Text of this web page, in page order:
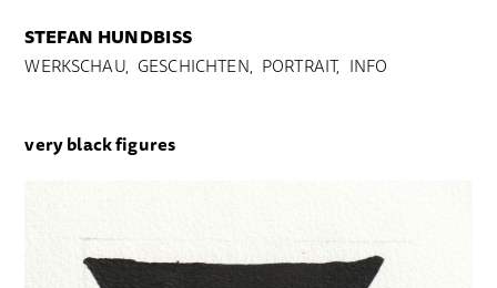
WERKSCHAU, GESCHICHTEN, PORTRAIT, INFO
STEFAN HUNDBISS
very black figures